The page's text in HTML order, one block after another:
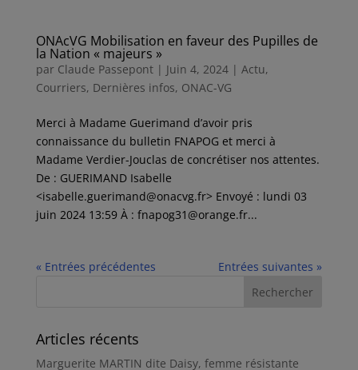
ONAcVG Mobilisation en faveur des Pupilles de
la Nation « majeurs »
par Claude Passepont| Juin 4, 2024| Actu,
Courriers, Dernières infos, ONAC-VG
Merci à Madame Guerimand d’avoir pris
connaissance du bulletin FNAPOG et merci à
Madame Verdier-Jouclas de concrétiser nos attentes.
De : GUERIMAND Isabelle
<isabelle.guerimand@onacvg.fr> Envoyé : lundi 03
juin 2024 13:59 À : fnapog31@orange.fr...
« Entrées précédentes Entrées suivantes »
Articles récents
Marguerite MARTIN dite Daisy, femme résistante